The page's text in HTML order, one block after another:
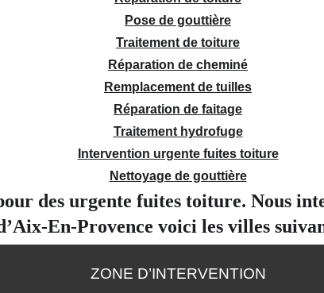
Pose de gouttière
Traitement de toiture
Réparation de cheminé
Remplacement de tuilles
Réparation de faitage
Traitement hydrofuge
Intervention urgente fuites toiture
Nettoyage de gouttière
des urgente fuites toiture. Nous
En-Provence voici les villes
ZONE D’INTERVENTION